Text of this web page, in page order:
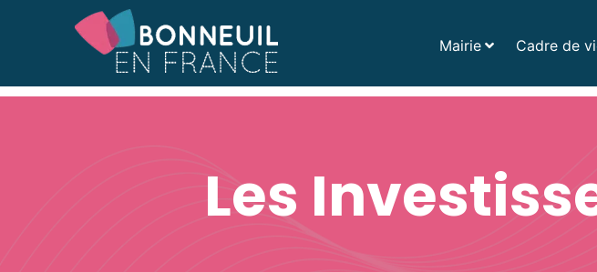
Accueil
Mairie Cadre de
Accueil» Les Investissements en 2016
Les